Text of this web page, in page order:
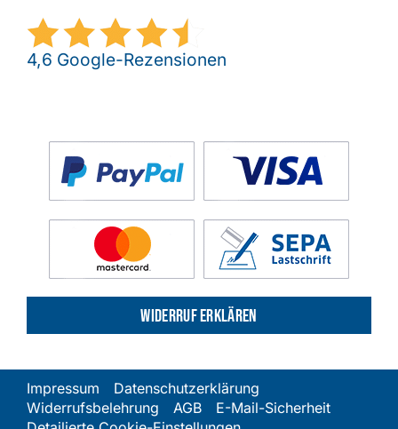
4,6 Google-Rezensionen
Widerruf erklären
Impressum
Datenschutzerklärung
Widerrufsbelehrung
AGB
E-Mail-Sicherheit